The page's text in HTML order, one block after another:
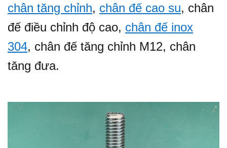
chân tăng chỉnh, chân đế cao su, chân
đế điều chỉnh độ cao, chân đế inox
304, chân đế tăng chỉnh M12, chân
tăng đưa.